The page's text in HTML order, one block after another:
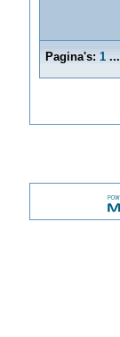
Pagina's: 1 ...